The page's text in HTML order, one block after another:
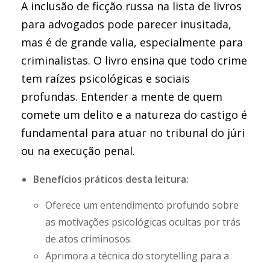
A inclusão de ficção russa na lista de livros
para advogados pode parecer inusitada,
mas é de grande valia, especialmente para
criminalistas. O livro ensina que todo crime
tem raízes psicológicas e sociais
profundas. Entender a mente de quem
comete um delito e a natureza do castigo é
fundamental para atuar no tribunal do júri
ou na execução penal.
Benefícios práticos desta leitura:
Oferece um entendimento profundo sobre
as motivações psicológicas ocultas por trás
de atos criminosos.
Aprimora a técnica do storytelling para a